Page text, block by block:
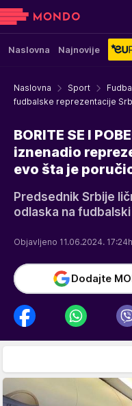
Naslovna Najnovije
Naslovna Sport
fudbalske reprezentacije
BORITE SE I
iznenadio
evo šta je
Predsednik Srbije
odlaska na
Objavljeno 11.06.2024. 17:24h
Dodajte